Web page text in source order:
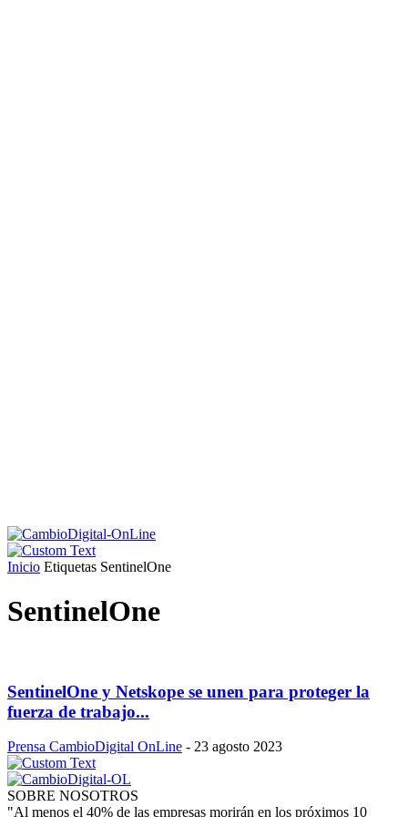
Inicio Etiquetas SentinelOne
SentinelOne
SentinelOne y Netskope se unen para proteger la
fuerza de trabajo...
Prensa CambioDigital OnLine - 23 agosto 2023
SOBRE NOSOTROS
"Al menos el 40% de las empresas morirán en los próximos 10